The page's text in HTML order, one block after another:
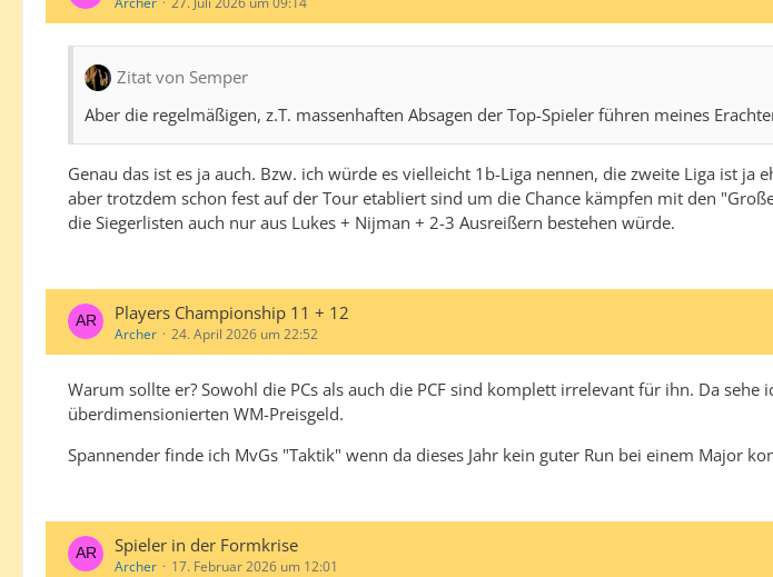
Zitat von Semper
Aber die regelmäßigen, z.T. massenhaften Absagen der Top-Spieler führen meines
Genau das ist es ja auch. Bzw. ich würde es vielleicht 1b-Liga nennen, die zweite Liga ist
aber trotzdem schon fest auf der Tour etabliert sind um die Chance kämpfen mit den
die Siegerlisten auch nur aus Lukes + Nijman + 2-3 Ausreißern bestehen würde.
Players Championship 11 + 12
Archer 24. April 2026 um 22:52
Warum sollte er? Sowohl die PCs als auch die PCF sind komplett irrelevant für ihn. Da
überdimensionierten WM-Preisgeld.
Spannender finde ich MvGs "Taktik" wenn da dieses Jahr kein guter Run bei einem Major
Spieler in der Formkrise
Archer 17. Februar 2026 um 12:01